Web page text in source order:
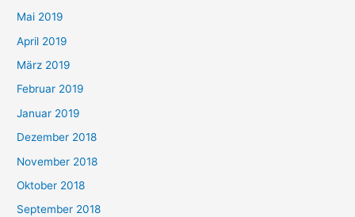
Mai 2019
April 2019
März 2019
Februar 2019
Januar 2019
Dezember 2018
November 2018
Oktober 2018
September 2018